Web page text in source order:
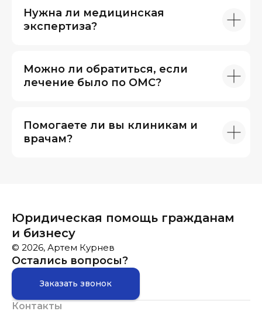
Нужна ли медицинская
экспертиза?
Можно ли обратиться, если
лечение было по ОМС?
Помогаете ли вы клиникам и
врачам?
Юридическая помощь гражданам
и бизнесу
© 2026, Артем Курнев
Остались вопросы?
Заказать звонок
Контакты